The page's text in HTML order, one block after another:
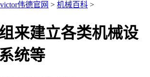
伟德官网 > 机械百科 >
来建立各类机械设
统等